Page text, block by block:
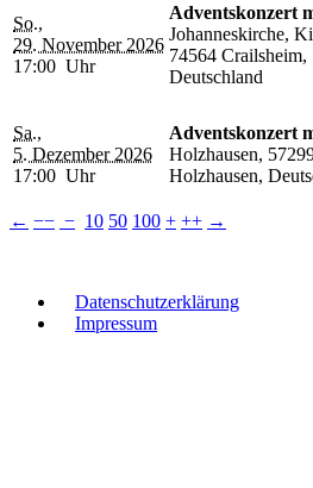
So.,
29. November 2026
17:00 Uhr
Adventskonzert
Johanneskirche,
74564 Crailsheim,
Deutschland
Sa.,
5. Dezember 2026
17:00 Uhr
Adventskonzert
Holzhausen,
Holzhausen,
← −− − 10 50 100 + ++ →
Datenschutzerklärung
Impressum